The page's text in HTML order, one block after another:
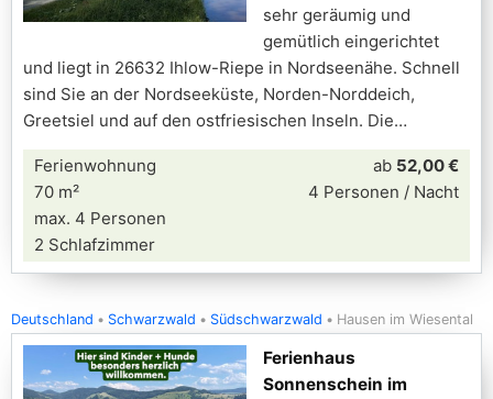
sehr geräumig und
gemütlich eingerichtet
und liegt in 26632 Ihlow-Riepe in Nordseenähe. Schnell
sind Sie an der Nordseeküste, Norden-Norddeich,
Greetsiel und auf den ostfriesischen Inseln. Die
Ferienwohnung
70 m²
max. 4 Personen
2 Schlafzimmer
ab 52,00 €
4 Personen / Nacht
Deutschland Schwarzwald Südschwarzwald Hausen im Wiesental
Ferienhaus
Sonnenschein im